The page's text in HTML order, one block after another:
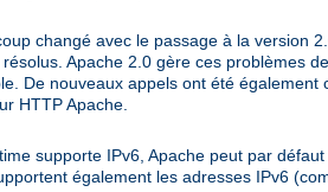
changé avec le passage à la version
Apache 2.0 gère ces problèmes
De nouveaux appels ont été
HTTP Apache.
supporte IPv6, Apache peut par
également les adresses IPv6